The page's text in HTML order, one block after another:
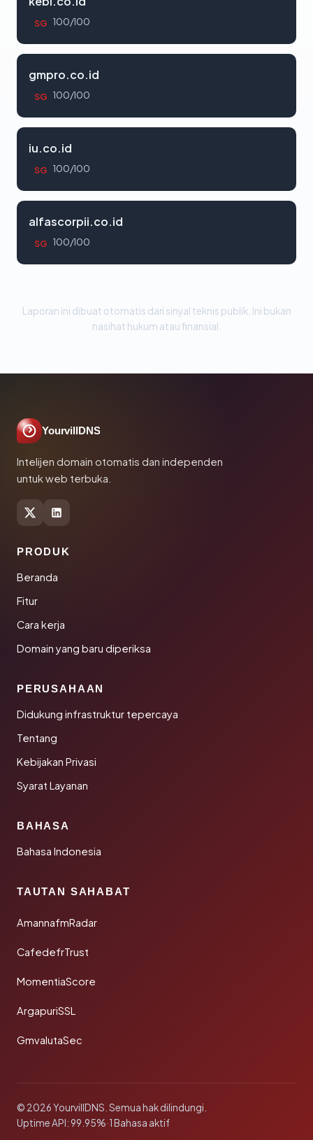
SG 100/100
gmpro.co.id
SG 100/100
iu.co.id
SG 100/100
alfascorpii.co.id
SG 100/100
Laporan ini dibuat otomatis dari sinyal teknis publik. Ini bukan
nasihat hukum atau finansial.
YourvillDNS
Intelijen domain otomatis dan independen
untuk web terbuka.
PRODUK
Beranda
Fitur
Cara kerja
Domain yang baru diperiksa
PERUSAHAAN
Didukung infrastruktur tepercaya
Tentang
Kebijakan Privasi
Syarat Layanan
BAHASA
Bahasa Indonesia
TAUTAN SAHABAT
AmannafmRadar
CafedefrTrust
MomentiaScore
ArgapuriSSL
GmvalutaSec
© 2026 YourvillDNS. Semua hak dilindungi.
Uptime API: 99.95%·1 Bahasa aktif